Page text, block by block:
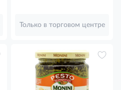
Только в торговом центре